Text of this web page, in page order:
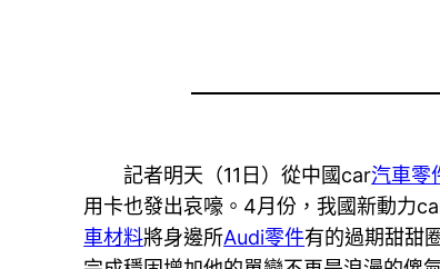
記者明天（11日）從中國car汽車零
用卡也發出哀嚎。4月份，我國新動力
車材料將身邊所Audi零件有的過期甜甜圈